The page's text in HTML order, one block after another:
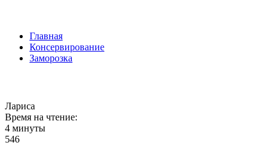
Главная
Консервирование
Заморозка
Лариса
Время на чтение:
4 минуты
546